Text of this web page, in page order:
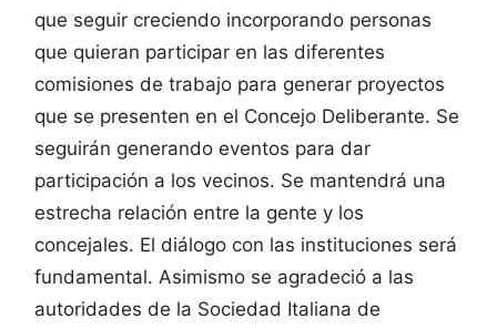
que seguir creciendo incorporando personas
que quieran participar en las diferentes
comisiones de trabajo para generar proyectos
que se presenten en el Concejo Deliberante. Se
seguirán generando eventos para dar
participación a los vecinos. Se mantendrá una
estrecha relación entre la gente y los
concejales. El diálogo con las instituciones será
fundamental. Asimismo se agradeció a las
autoridades de la Sociedad Italiana de